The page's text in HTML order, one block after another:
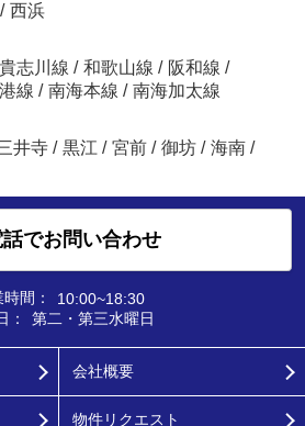
/ 西浜
志川線 / 和歌山線 / 阪和線 /
線 / 南海本線 / 南海加太線
井寺 / 黒江 / 宮前 / 御坊 / 海南 /
話でお問い合わせ
間：
10:00~18:30
：
第二・第三水曜日
会社概要
物件リクエスト